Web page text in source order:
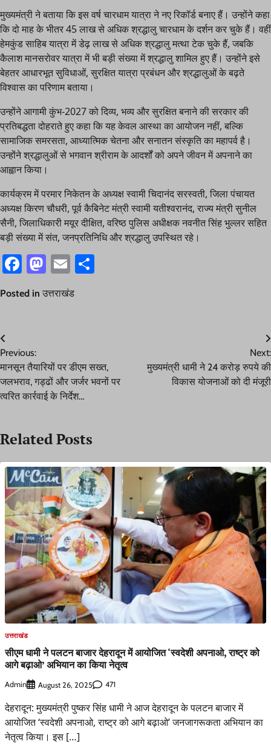
मुख्यमंत्री ने बताया कि इस वर्ष चारधाम यात्रा ने नए रिकॉर्ड बनाए हैं। उन्होंने कहा
कि दो माह के भीतर 45 लाख से अधिक श्रद्धालु चारधाम के दर्शन कर चुके हैं। वहीं
हेमकुंड साहिब यात्रा में डेढ़ लाख से अधिक श्रद्धालु मत्था टेक चुके हैं, जबकि
कैलाश मानसरोवर यात्रा में भी बड़ी संख्या में श्रद्धालु शामिल हुए हैं। उन्होंने इसे
बेहतर आधारभूत सुविधाओं, सुरक्षित यात्रा प्रबंधन और श्रद्धालुओं के बढ़ते
विश्वास का परिणाम बताया।
उन्होंने आगामी कुंभ-2027 को दिव्य, भव्य और सुरक्षित बनाने की सरकार की
प्रतिबद्धता दोहराते हुए कहा कि यह केवल आस्था का आयोजन नहीं, बल्कि
सामाजिक समरसता, आध्यात्मिक चेतना और सनातन संस्कृति का महापर्व है।
उन्होंने श्रद्धालुओं से भगवान श्रीराम के आदर्शों को अपने जीवन में अपनाने का
आह्वान किया।
कार्यक्रम में परमार निकेतन के अध्यक्ष स्वामी चिदानंद सरस्वती, जिला पंचायत
अध्यक्ष किरण चौधरी, पूर्व कैबिनेट मंत्री स्वामी यतीश्वरानंद, राज्य मंत्री सुनील
सैनी, जिलाधिकारी मयूर दीक्षित, वरिष्ठ पुलिस अधीक्षक नवनीत सिंह भुल्लर सहित
बड़ी संख्या में संत, जनप्रतिनिधि और श्रद्धालु उपस्थित रहे।
Facebook
Mastodon
Email
Posted in उत्तराखंड
Post
navigation
Previous:
मानसून तैयारियों पर डीएम सख्त,
जलभराव, गड्ढों और जर्जर भवनों पर
त्वरित कार्रवाई के निर्देश…
Next:
मुख्यमंत्री धामी ने 24 करोड़ रुपये की
विकास योजनाओं को दी मंजूरी
Related Posts
उत्तराखंड
सीएम धामी ने पलटन बाजार देहरादून में आयोजित ‘स्वदेशी अपनाओ, राष्ट्र को
आगे बढ़ाओ’ अभियान का किया नेतृत्व
Admin August 26, 2025 471
देहरादून: मुख्यमंत्री पुष्कर सिंह धामी ने आज देहरादून के पलटन बाजार में
आयोजित ‘स्वदेशी अपनाओ, राष्ट्र को आगे बढ़ाओ’ जनजागरूकता अभियान का
नेतृत्व किया। इस […]